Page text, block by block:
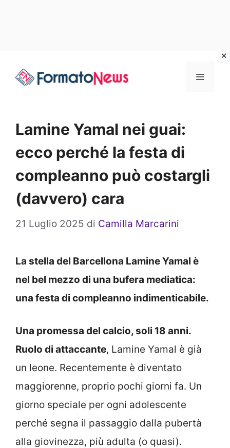
Menu
Lamine Yamal nei guai:
ecco perché la festa di
compleanno può costargli
(davvero) cara
21 Luglio 2025 di Camilla Marcarini
La stella del Barcellona Lamine Yamal è
nel bel mezzo di una bufera mediatica:
una festa di compleanno indimenticabile.
Una promessa del calcio, soli 18 anni.
Ruolo di attaccante, Lamine Yamal è già
un leone. Recentemente è diventato
maggiorenne, proprio pochi giorni fa. Un
giorno speciale per ogni adolescente
perché segna il passaggio dalla pubertà
alla giovinezza, più adulta (o quasi).